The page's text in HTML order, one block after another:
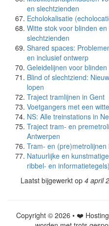
en slechtzienden
Echolokalisatie
Witte stok voor blinden en
slechtzienden
Shared spaces:
en inclusief ontwerp
Geleidelijnen voor
Blind of slechtziend:
lopen
Traject tramlijnen in Gent
Voetgangers met een
NS: Alle treinstations in
Traject tram- en
Antwerpen
Tram- en (pre)metrolijnen
Natuurlijke en
ribbel- en
Laatst bijgewerkt op 4 april
Copyright © 2026 • ❤️